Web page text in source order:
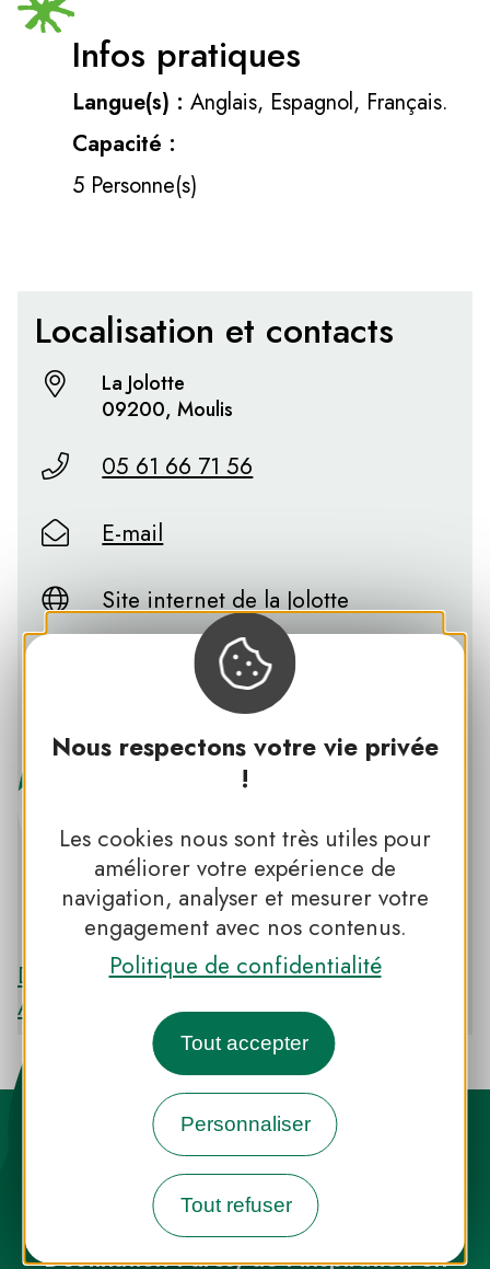
Nous respectons votre vie privée
!
Les cookies nous sont très utiles pour
améliorer votre expérience de
navigation, analyser et mesurer votre
engagement avec nos contenus.
Politique de confidentialité
Tout accepter
Personnaliser
Tout refuser
Infos pratiques
Langue(s) : Anglais, Espagnol, Français.
Capacité :
5 Personne(s)
Localisation et contacts
La Jolotte
09200, Moulis
05 61 66 71 56
E-mail
Site internet de la Jolotte
Plus d’informations sur le site du
Parc des Pyrénées Ariégeoises
PNR DES PYRÉNÉES ARIÉGEOISES
Découvrir le PNR DES PYRÉNÉES
ARIÉGEOISES
Destination Parcs, de l’inspiration en